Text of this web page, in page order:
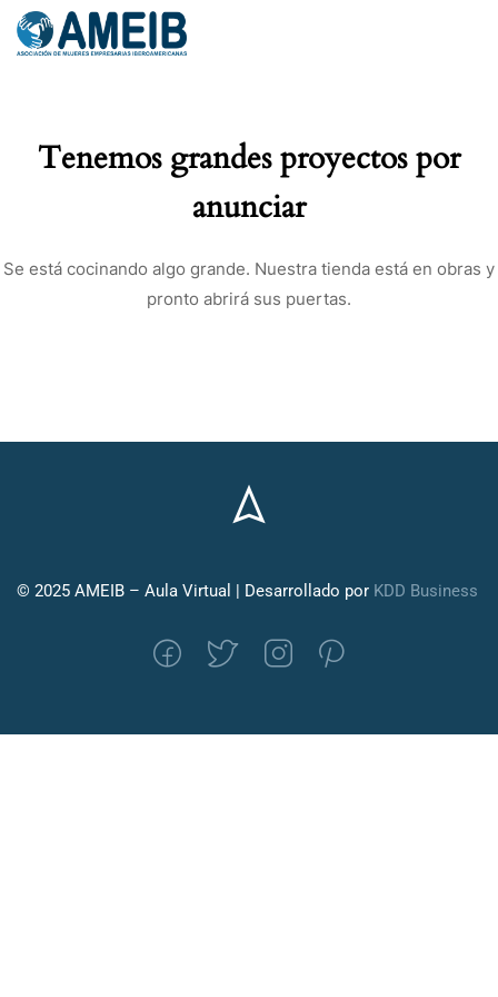
Tenemos grandes proyectos por
anunciar
Se está cocinando algo grande. Nuestra tienda está en obras y
pronto abrirá sus puertas.
© 2025 AMEIB – Aula Virtual | Desarrollado por KDD Business